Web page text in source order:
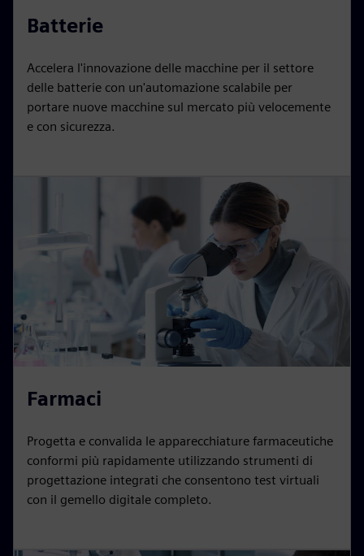
Batterie
Accelera l'innovazione delle macchine per il settore
delle batterie con un'automazione scalabile per
portare nuove macchine sul mercato più velocemente
e con sicurezza.
Farmaci
Progetta e convalida le apparecchiature farmaceutiche
conformi più rapidamente utilizzando strumenti di
progettazione integrati che consentono test virtuali
con il gemello digitale completo.